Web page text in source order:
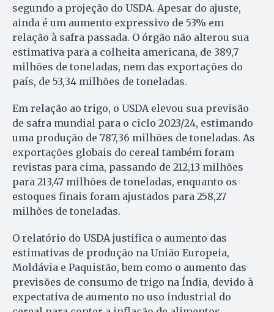
segundo a projeção do USDA. Apesar do ajuste,
ainda é um aumento expressivo de 53% em
relação à safra passada. O órgão não alterou sua
estimativa para a colheita americana, de 389,7
milhões de toneladas, nem das exportações do
país, de 53,34 milhões de toneladas.
Em relação ao trigo, o USDA elevou sua previsão
de safra mundial para o ciclo 2023/24, estimando
uma produção de 787,36 milhões de toneladas. As
exportações globais do cereal também foram
revistas para cima, passando de 212,13 milhões
para 213,47 milhões de toneladas, enquanto os
estoques finais foram ajustados para 258,27
milhões de toneladas.
O relatório do USDA justifica o aumento das
estimativas de produção na União Europeia,
Moldávia e Paquistão, bem como o aumento das
previsões de consumo de trigo na Índia, devido à
expectativa de aumento no uso industrial do